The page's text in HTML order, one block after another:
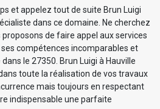
et appelez tout de suite Brun Luigi
dans ce domaine. Ne cherchez
de faire appel aux services
compétences incomparables et
le 27350. Brun Luigi à Hauville
toute la réalisation de vos travaux
mais toujours en respectant
indispensable une parfaite